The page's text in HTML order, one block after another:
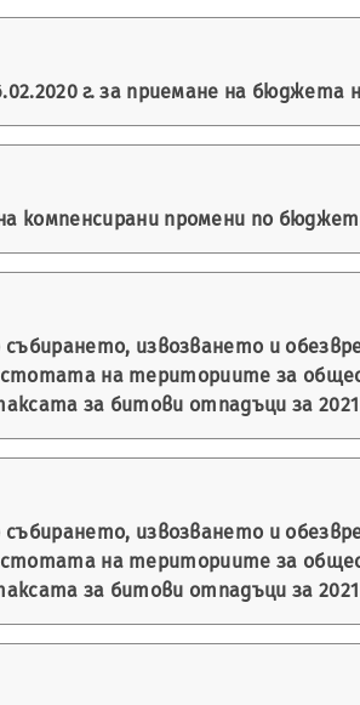
г. за приемане на бюджета
компенсирани промени по
извозването и
на териториите за
за битови отпадъци за 2021
извозването и
на териториите за
за битови отпадъци за 2021